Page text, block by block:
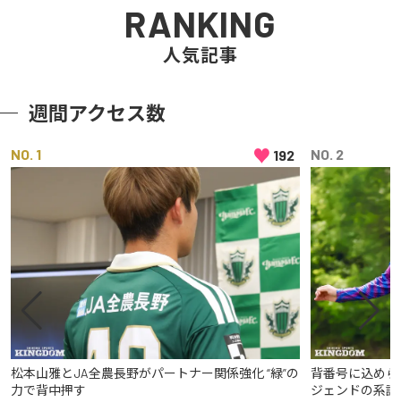
人気記事
RANKING
週間アクセス数
NO ♥ 192
松本山雅とJA全農長野がパートナー関係強化 “緑”の
力で背中押す
NO
背番号に込め
ジェンドの系